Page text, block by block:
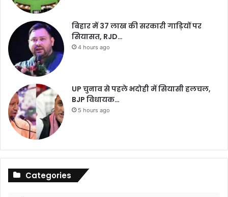
बिहार में 37 लाख की सरकारी गाड़ियों पर
सियासत, RJD…
4 hours ago
UP चुनाव से पहले भदोही में सियासी हलचल,
BJP विधायक…
5 hours ago
Categories